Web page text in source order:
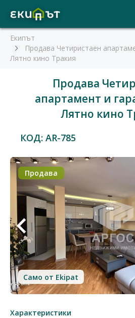
Екипът
Продава Четиристаен
Лятно кино Тракия
Продава
апартамент и
Лятно кино
КОД: AR-785
Продава
Само от Ekipat
Характеристики